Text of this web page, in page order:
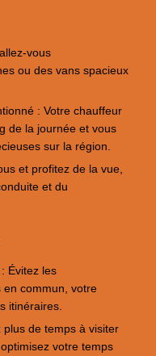
vous
ou des vans spacieux
: Votre chauffeur
de la journée et vous
sur la région.
et profitez de la vue,
et du
Évitez les
en commun, votre
itinéraires.
plus de temps à visiter
votre temps